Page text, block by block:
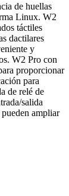
de huellas
Linux. W2
táctiles
dactilares
y
W2 Pro con
proporcionar
para
de relé de
salida
ampliar